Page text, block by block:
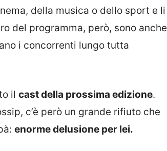
della musica o dello sport e li
del programma, però, sono anche
i concorrenti lungo tutta
il cast della prossima edizione.
c’è però un grande rifiuto che
enorme delusione per lei.